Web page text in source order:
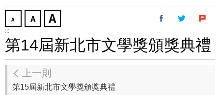
塊
:::
第14屆新北市文學獎頒獎典禮
上一則
第15屆新北市文學獎頒獎典禮